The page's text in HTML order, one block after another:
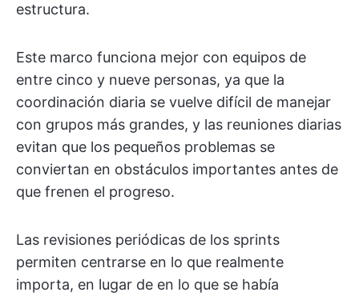
estructura.
Este marco funciona mejor con equipos de
entre cinco y nueve personas, ya que la
coordinación diaria se vuelve difícil de manejar
con grupos más grandes, y las reuniones diarias
evitan que los pequeños problemas se
conviertan en obstáculos importantes antes de
que frenen el progreso.
Las revisiones periódicas de los sprints
permiten centrarse en lo que realmente
importa, en lugar de en lo que se había